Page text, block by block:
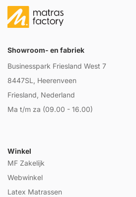
Showroom- en fabriek
Businesspark Friesland West 7
8447SL, Heerenveen
Friesland, Nederland
Ma t/m za (09.00 - 16.00)
Winkel
MF Zakelijk
Webwinkel
Latex Matrassen